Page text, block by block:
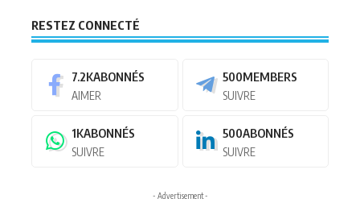
RESTEZ CONNECTÉ
7.2KABONNÉS
AIMER
500MEMBERS
SUIVRE
1KABONNÉS
SUIVRE
500ABONNÉS
SUIVRE
- Advertisement -